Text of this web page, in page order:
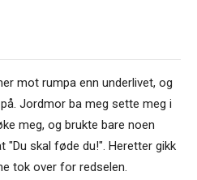
mot rumpa enn underlivet, og
Jordmor ba meg sette meg i
meg, og brukte bare noen
"Du skal føde du!". Heretter gikk
tok over for redselen.